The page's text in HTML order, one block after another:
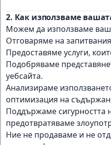
2. Как използваме
Можем да използваме
Отговаряме на
Предоставяме услуги,
Подобряваме
уебсайта.
Анализираме
оптимизация на
Поддържаме сигурността
предотвратяваме
Ние не продаваме и не